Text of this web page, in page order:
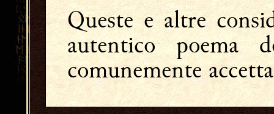
Queste e altre
autentico poema
comunemente